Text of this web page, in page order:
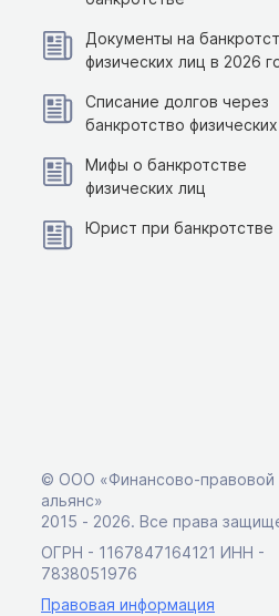
Документы на
физических лиц в 2026
Списание долгов через
банкротство
Мифы о банкротстве
физических лиц
Юрист при банкротстве
© ООО «Финансово-правовой
альянс»
2015 ‑ 2026. Все права
ОГРН - 1167847164121 ИНН -
7838051976
Правовая информация